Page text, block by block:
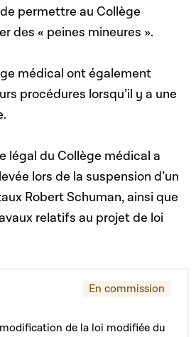
permettre au Collège
des « peines mineures ».
médical ont également
procédures lorsqu’il y a une
légal du Collège médical a
lors de la suspension d’un
Robert Schuman, ainsi que
relatifs au projet de loi
En commission
de la loi modifiée du